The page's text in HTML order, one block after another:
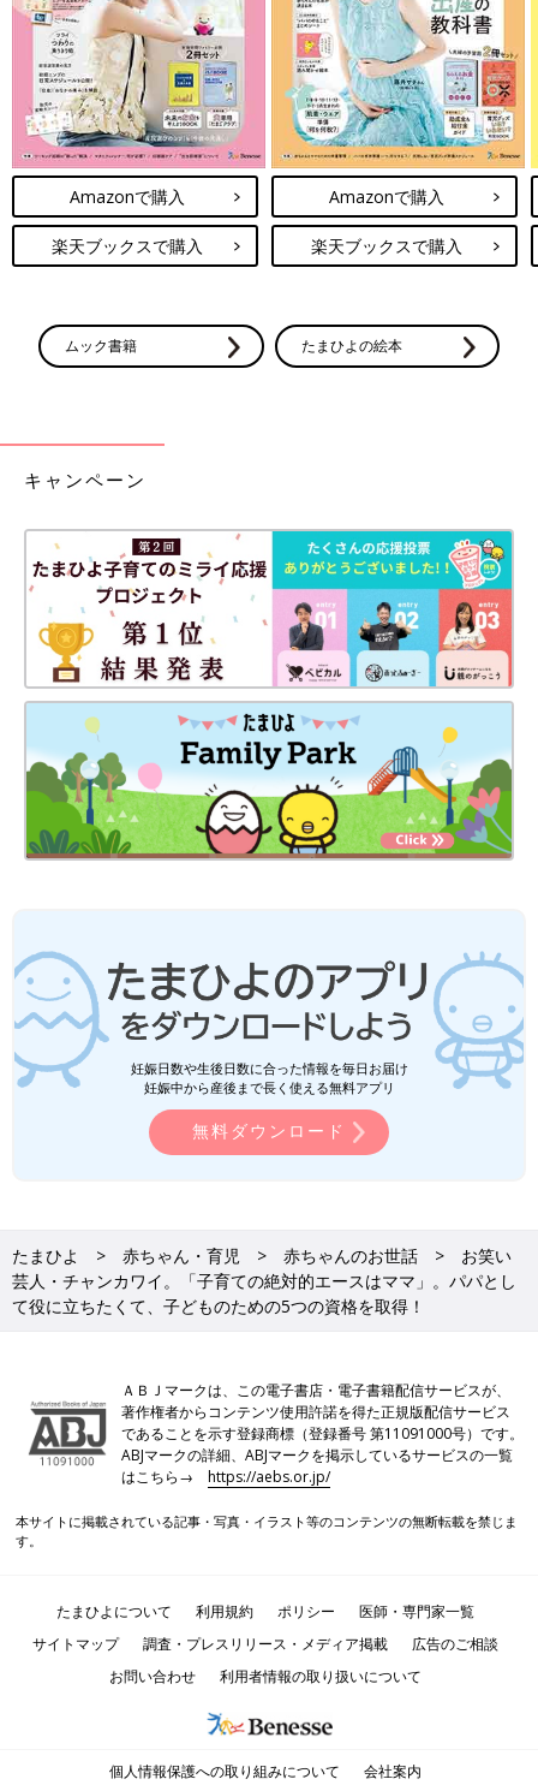
Amazonで購入
楽天ブックスで購入
Amazonで購入
楽天ブックスで購入
ムック書籍 たまひよの絵本
キャンペーン
妊娠日数や生後日数に合った情報を毎日お届け
妊娠中から産後まで長く使える無料アプリ
無料ダウンロード
たまひよ 赤ちゃん・育児 赤ちゃんのお世話
お笑い
芸人・チャンカワイ。「子育ての絶対的エースはママ」。パパとし
て役に立ちたくて、子どものための5つの資格を取得！
ＡＢＪマークは、この電子書店・電子書籍配信サービスが、
著作権者からコンテンツ使用許諾を得た正規版配信サービス
であることを示す登録商標（登録番号 第11091000号）です。
ABJマークの詳細、ABJマークを掲示しているサービスの一覧
はこちら→https://aebs.or.jp/
本サイトに掲載されている記事・写真・イラスト等のコンテンツの無断転載を禁じま
す。
たまひよについて 利用規約 ポリシー
医師・専門家一覧
サイトマップ
調査・プレスリリース・メディア掲載
広告のご相談
お問い合わせ
利用者情報の取り扱いについて
個人情報保護への取り組みについて 会社案内